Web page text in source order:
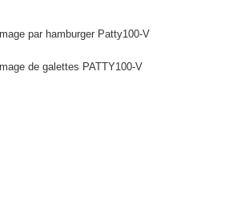
par hamburger Patty100-V
de galettes PATTY100-V